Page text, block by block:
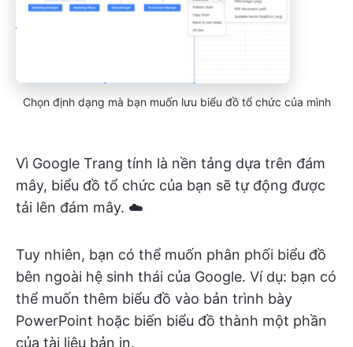
Chọn định dạng mà bạn muốn lưu biểu đồ tổ chức của mình
Vì Google Trang tính là nền tảng dựa trên đám
mây, biểu đồ tổ chức của bạn sẽ tự động được
tải lên đám mây. ☁️
Tuy nhiên, bạn có thể muốn phân phối biểu đồ
bên ngoài hệ sinh thái của Google. Ví dụ: bạn có
thể muốn thêm biểu đồ vào bản trình bày
PowerPoint hoặc biến biểu đồ thành một phần
của tài liệu bản in.